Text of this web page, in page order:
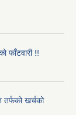
फाँटवारी !!
तर्फको खर्चको